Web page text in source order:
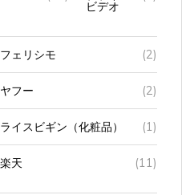
(2)
ヤフー (2)
ライスビギン（化粧品） (1)
楽天 (11)